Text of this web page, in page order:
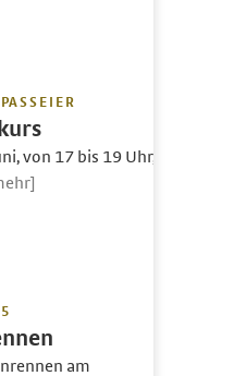
von 17 bis 19 Uhr,
am